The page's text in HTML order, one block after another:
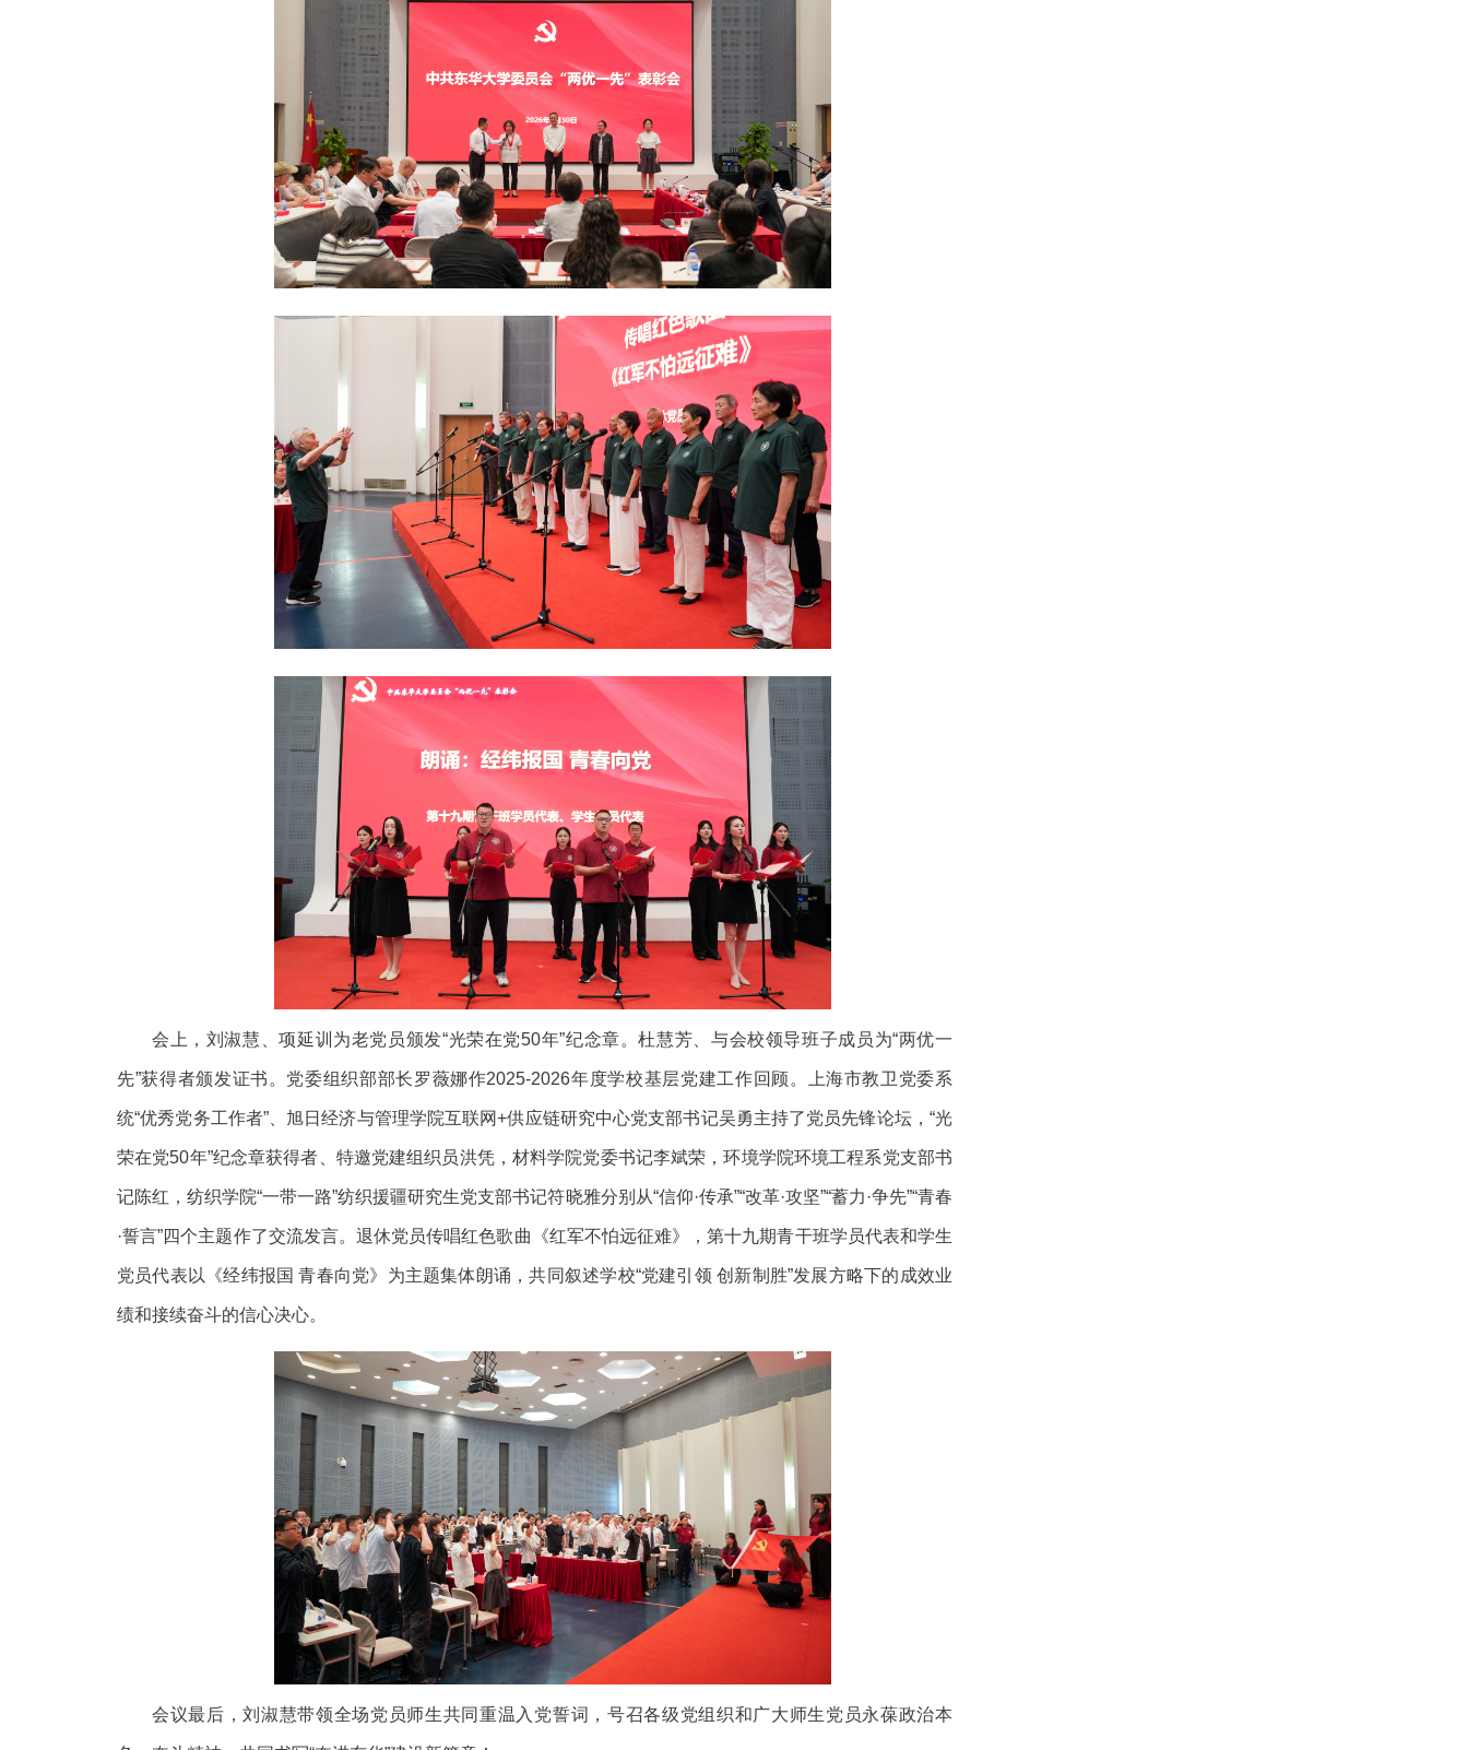
会上，刘淑慧、项延训为老党员颁发“光荣在党50年”纪念章。杜慧芳、与会校领导班子成员为“两优一
先”获得者颁发证书。党委组织部部长罗薇娜作2025-2026年度学校基层党建工作回顾。上海市教卫党委系
统“优秀党务工作者”、旭日经济与管理学院互联网+供应链研究中心党支部书记吴勇主持了党员先锋论坛，“光
荣在党50年”纪念章获得者、特邀党建组织员洪凭，材料学院党委书记李斌荣，环境学院环境工程系党支部书
记陈红，纺织学院“一带一路”纺织援疆研究生党支部书记符晓雅分别从“信仰·传承”“改革·攻坚”“蓄力·争先”“青春
·誓言”四个主题作了交流发言。退休党员传唱红色歌曲《红军不怕远征难》，第十九期青干班学员代表和学生
党员代表以《经纬报国 青春向党》为主题集体朗诵，共同叙述学校“党建引领 创新制胜”发展方略下的成效业
绩和接续奋斗的信心决心。
会议最后，刘淑慧带领全场党员师生共同重温入党誓词，号召各级党组织和广大师生党员永葆政治本